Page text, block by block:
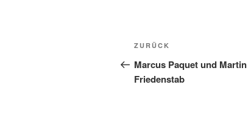
Beitragsnavigation
Vorheriger
Beitrag
ZURÜCK
Marcus Paquet und Martin
Friedenstab